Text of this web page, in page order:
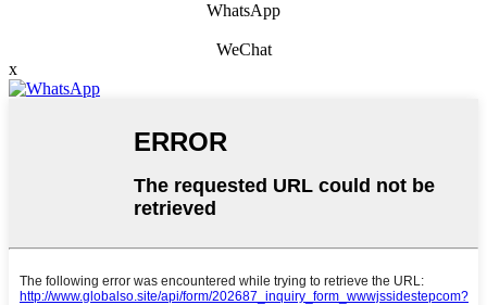
WhatsApp
WeChat
x